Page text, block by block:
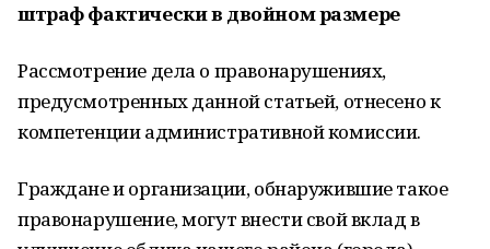
штраф фактически в двойном размере
Рассмотрение дела о правонарушениях,
предусмотренных данной статьей, отнесено к
компетенции административной комиссии.
Граждане и организации, обнаружившие такое
правонарушение, могут внести свой вклад в